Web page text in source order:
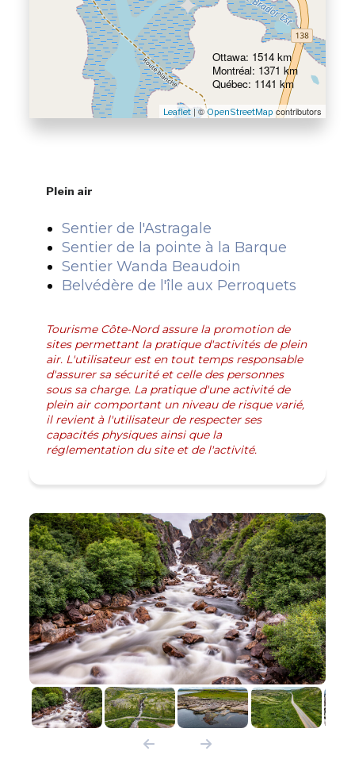
Leaflet| ©OpenStreetMap contributors
Ottawa: 1514 km
Montréal: 1371 km
Québec: 1141 km
Plein air
Sentier de l'Astragale
Sentier de la pointe à la Barque
Sentier Wanda Beaudoin
Belvédère de l'île aux Perroquets
Tourisme Côte-Nord assure la promotion de
sites permettant la pratique d'activités de plein
air. L'utilisateur est en tout temps responsable
d'assurer sa sécurité et celle des personnes
sous sa charge. La pratique d'une activité de
plein air comportant un niveau de risque varié,
il revient à l'utilisateur de respecter ses
capacités physiques ainsi que la
réglementation du site et de l'activité.